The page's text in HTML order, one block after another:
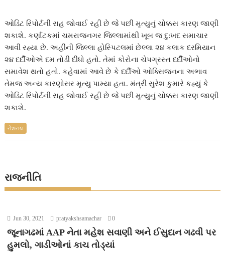
ઓડિટ રિપોર્ટની રાહ જોવાઈ રહી છે જે પછી મૃત્યુનું ચોક્કસ કારણ જાણી
શકાશે. કર્ણાટકમાં ચમરાજનગર જિલ્લામાંથી ખૂબ જ દુ:ખદ સમાચાર
આવી રહ્યા છે. અહીંની જિલ્લા હોસ્પિટલમાં છેલ્લા ૨૪ કલાક દરમિયાન
૨૪ દર્દીઓએ દમ તોડી દીધો હતો. તેમાં કોરોના ચેપગ્રસ્ત દર્દીઓનો
સમાવેશ થતો હતો. કહેવામાં આવે છે કે દર્દીઓ ઓક્સિજનના અભાવ
તેમજ અન્ય કારણોસર મૃત્યુ પામ્યા હતા. મંત્રી સુરેશ કુમારે કહ્યું કે
ઓડિટ રિપોર્ટની રાહ જોવાઈ રહી છે જે પછી મૃત્યુનું ચોક્કસ કારણ જાણી
શકાશે.
નેશનલ
રાજનીતિ
Jun 30, 2021 pratyakshsamachar 0
જૂનાગઢમાં AAP નેતા મહેશ સવાણી અને ઈસુદાન ગઢવી પર
હુમલો, ગાડીઓનાં કાચ તોડ્યાં